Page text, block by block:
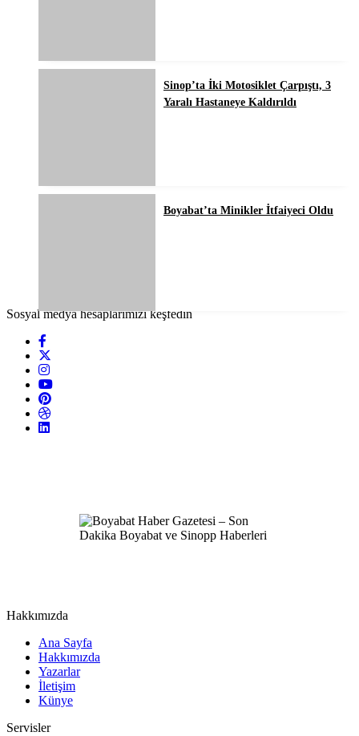
Sinop’ta İki Motosiklet Çarpıştı, 3
Yaralı Hastaneye Kaldırıldı
Boyabat’ta Minikler İtfaiyeci Oldu
Sosyal medya hesaplarımızı keşfedin
Hakkımızda
Ana Sayfa
Hakkımızda
Yazarlar
İletişim
Künye
Servisler